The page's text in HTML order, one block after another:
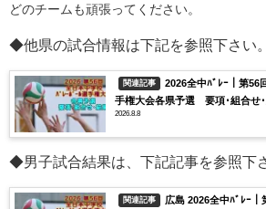
どのチームも頑張ってください。
◆他県の試合情報は下記を参照下さい。
関連記事
2026全中ﾊﾞﾚｰ｜第56
手権大会各県予選 要項･組合せ
2026.8.8
◆男子試合結果は、下記記事を参照下
関連記事
広島 2026全中ﾊﾞﾚｰ｜